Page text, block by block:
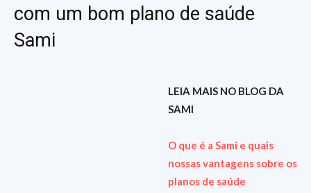
com um bom plano de saúde
Sami
LEIA MAIS NO BLOG DA
SAMI
O que é a Sami e quais
nossas vantagens sobre os
planos de saúde